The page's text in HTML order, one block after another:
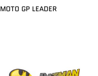
MOTO GP LEADER